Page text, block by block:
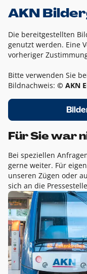
AKN
Die bereitgestellten
genutzt werden. Eine
vorheriger
Bitte verwenden Sie
Bildnachweis: © AKN
Für Sie war
Bei speziellen
gerne weiter. Für
unseren Zügen oder
sich an die